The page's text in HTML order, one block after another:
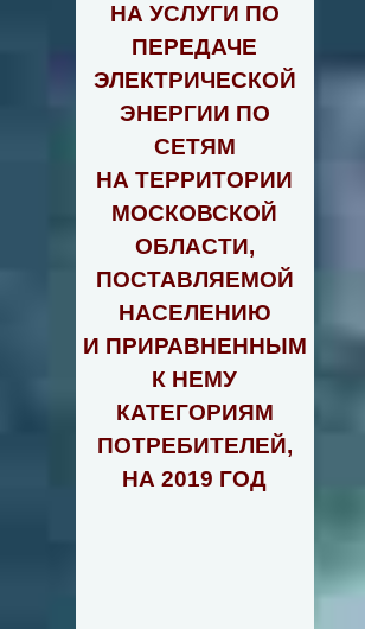
НА УСЛУГИ ПО
ПЕРЕДАЧЕ
ЭЛЕКТРИЧЕСКОЙ
ЭНЕРГИИ ПО
СЕТЯМ
НА ТЕРРИТОРИИ
МОСКОВСКОЙ
ОБЛАСТИ,
ПОСТАВЛЯЕМОЙ
НАСЕЛЕНИЮ
И ПРИРАВНЕННЫМ
К НЕМУ
КАТЕГОРИЯМ
ПОТРЕБИТЕЛЕЙ,
НА 2019 ГОД